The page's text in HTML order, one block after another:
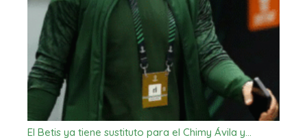
El Betis ya tiene sustituto para el Chimy Ávila y…